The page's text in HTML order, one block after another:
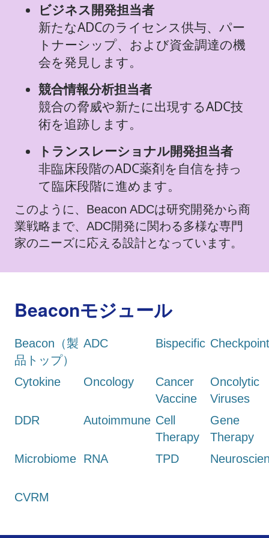
ビジネス開発担当者
新たなADCのライセンス供与、パー
トナーシップ、および資金調達の機
会を発見します。
競合情報分析担当者
競合の脅威や新たに出現するADC技
術を追跡します。
トランスレーショナル開発担当者
非臨床段階のADC薬剤を自信を持っ
て臨床段階に進めます。
このように、Beacon ADCは研究開発から商
業戦略まで、ADC開発に関わる多様な専門
家のニーズに応える設計となっています。
Beaconモジュール
Beacon（製
品トップ）
ADC Bispecific Checkpoint
Cytokine Oncology
Cancer
Vaccine
Oncolytic
Viruses
DDR
Autoimmune Cell
Therapy
Gene
Therapy
Microbiome RNA TPD
CVRM